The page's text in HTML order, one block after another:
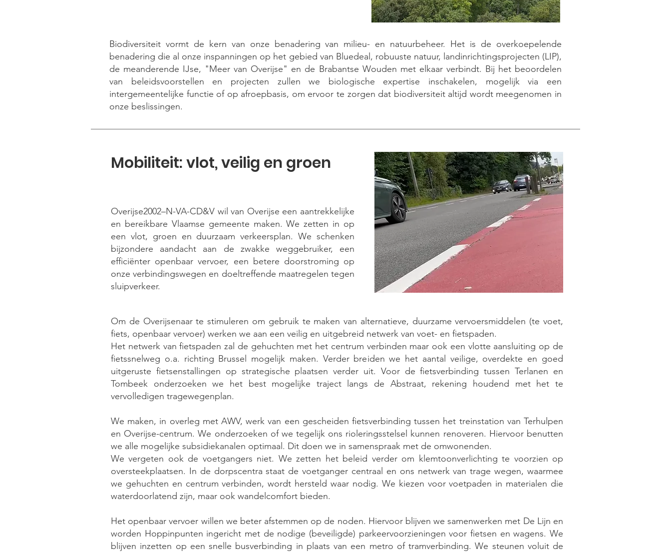
Biodiversiteit vormt de kern van onze benadering van milieu- en natuurbeheer. Het is de overkoepelende
benadering die al onze inspanningen op het gebied van Bluedeal, robuuste natuur, landinrichtingsprojecten (LIP),
de meanderende IJse, "Meer van Overijse" en de Brabantse Wouden met elkaar verbindt. Bij het beoordelen
van beleidsvoorstellen en projecten zullen we biologische expertise inschakelen, mogelijk via een
intergemeentelijke functie of op afroepbasis, om ervoor te zorgen dat biodiversiteit altijd wordt meegenomen in
onze beslissingen.
Mobiliteit: vlot, veilig en groen
Overijse2002–N-VA-CD&V wil van Overijse een aantrekkelijke
en bereikbare Vlaamse gemeente maken. We zetten in op
een vlot, groen en duurzaam verkeersplan. We schenken
bijzondere aandacht aan de zwakke weggebruiker, een
efficiënter openbaar vervoer, een betere doorstroming op
onze verbindingswegen en doeltreffende maatregelen tegen
sluipverkeer.
Om de Overijsenaar te stimuleren om gebruik te maken van alternatieve, duurzame vervoersmiddelen (te voet,
fiets, openbaar vervoer) werken we aan een veilig en uitgebreid netwerk van voet- en fietspaden.
Het netwerk van fietspaden zal de gehuchten met het centrum verbinden maar ook een vlotte aansluiting op de
fietssnelweg o.a. richting Brussel mogelijk maken. Verder breiden we het aantal veilige, overdekte en goed
uitgeruste fietsenstallingen op strategische plaatsen verder uit. Voor de fietsverbinding tussen Terlanen en
Tombeek onderzoeken we het best mogelijke traject langs de Abstraat, rekening houdend met het te
vervolledigen tragewegenplan.
We maken, in overleg met AWV, werk van een gescheiden fietsverbinding tussen het treinstation van Terhulpen
en Overijse-centrum. We onderzoeken of we tegelijk ons rioleringsstelsel kunnen renoveren. Hiervoor benutten
we alle mogelijke subsidiekanalen optimaal. Dit doen we in samenspraak met de omwonenden.
We vergeten ook de voetgangers niet. We zetten het beleid verder om klemtoonverlichting te voorzien op
oversteekplaatsen. In de dorpscentra staat de voetganger centraal en ons netwerk van trage wegen, waarmee
we gehuchten en centrum verbinden, wordt hersteld waar nodig. We kiezen voor voetpaden in materialen die
waterdoorlatend zijn, maar ook wandelcomfort bieden.
Het openbaar vervoer willen we beter afstemmen op de noden. Hiervoor blijven we samenwerken met De Lijn en
worden Hoppinpunten ingericht met de nodige (beveiligde) parkeervoorzieningen voor fietsen en wagens. We
blijven inzetten op een snelle busverbinding in plaats van een metro of tramverbinding. We steunen voluit de